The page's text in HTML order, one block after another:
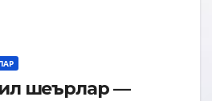
шеърлар —